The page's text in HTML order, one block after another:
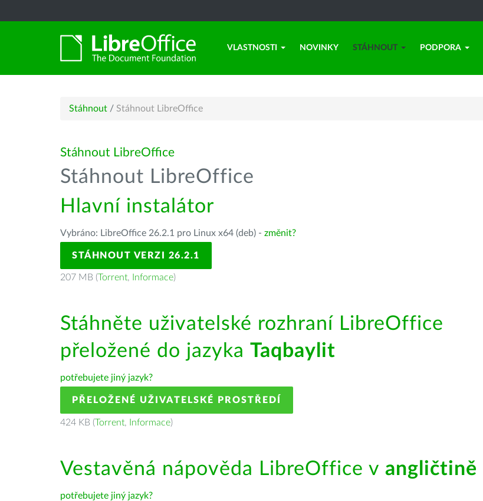
VLASTNOSTI NOVINKY STÁHNOUT PODPORA
Stáhnout / Stáhnout LibreOffice
Stáhnout LibreOffice
Stáhnout LibreOffice
Hlavní instalátor
Vybráno: LibreOffice 26.2.1 pro Linux x64 (deb) - změnit?
STÁHNOUT VERZI 26.2.1
207 MB (Torrent, Informace)
Stáhněte uživatelské rozhraní LibreOffice
přeložené do jazyka Taqbaylit
potřebujete jiný jazyk?
PŘELOŽENÉ UŽIVATELSKÉ PROSTŘEDÍ
424 KB (Torrent, Informace)
Vestavěná nápověda LibreOffice v angličtině
potřebujete jiný jazyk?